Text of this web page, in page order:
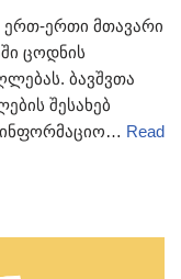
ერთ-ერთი მთავარი
ცოდნის
ბავშვთა
შესახებ
Read